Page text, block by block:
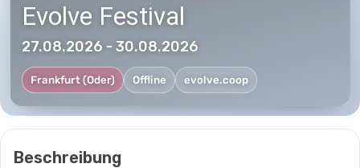
Evolve Festival
27.08.2026 - 30.08.2026
Frankfurt (Oder) Offline evolve.coop
Beschreibung